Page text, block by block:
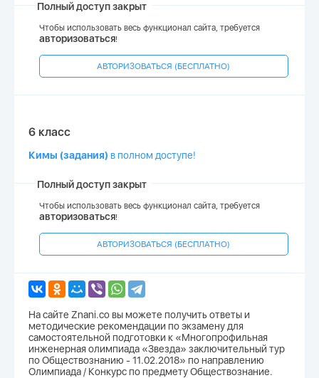
Полный доступ закрыт
Чтобы использовать весь функционал сайта, требуется
авторизоваться!
АВТОРИЗОВАТЬСЯ (БЕСПЛАТНО)
6 класс
Кимы (задания) в полном доступе!
Полный доступ закрыт
Чтобы использовать весь функционал сайта, требуется
авторизоваться!
АВТОРИЗОВАТЬСЯ (БЕСПЛАТНО)
На сайте Znani.co вы можете получить ответы и
методические рекомендации по экзамену для
самостоятельной подготовки к «Многопрофильная
инженерная олимпиада «Звезда» заключительный тур
по Обществознанию - 11.02.2018» по направлению
Олимпиада / Конкурс по предмету Обществознание.